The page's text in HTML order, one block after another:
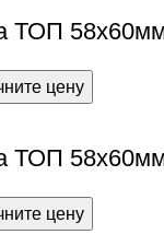
ТОП
цену
ТОП
цену